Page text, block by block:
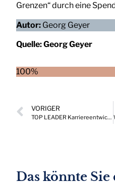
Grenzen“ durch eine
Autor: Georg Geyer
Quelle:Georg Geyer
100%
VORIGER
TOP LEADER Karriereentwicklungen, die Drehscheibe wichtiger Positionen in Österreich 06/2023
Das könnte Sie